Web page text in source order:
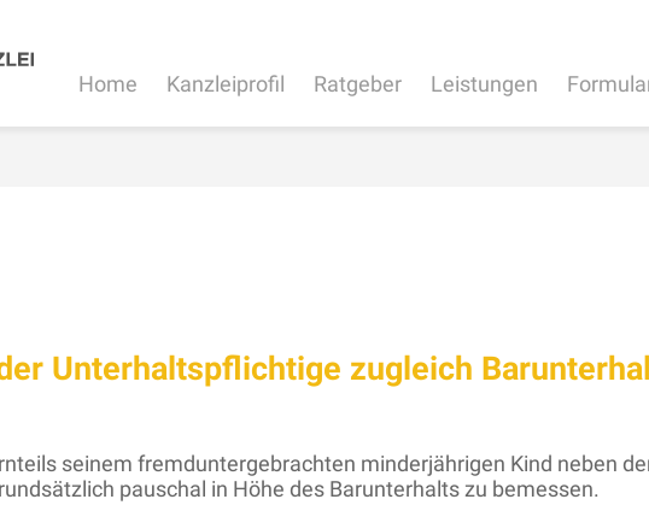
Home Kanzleiprofil Ratgeber Leistungen
Unterhaltspflichtige zugleich
seinem fremduntergebrachten minderjährigen Kind neben
pauschal in Höhe des Barunterhalts zu bemessen.